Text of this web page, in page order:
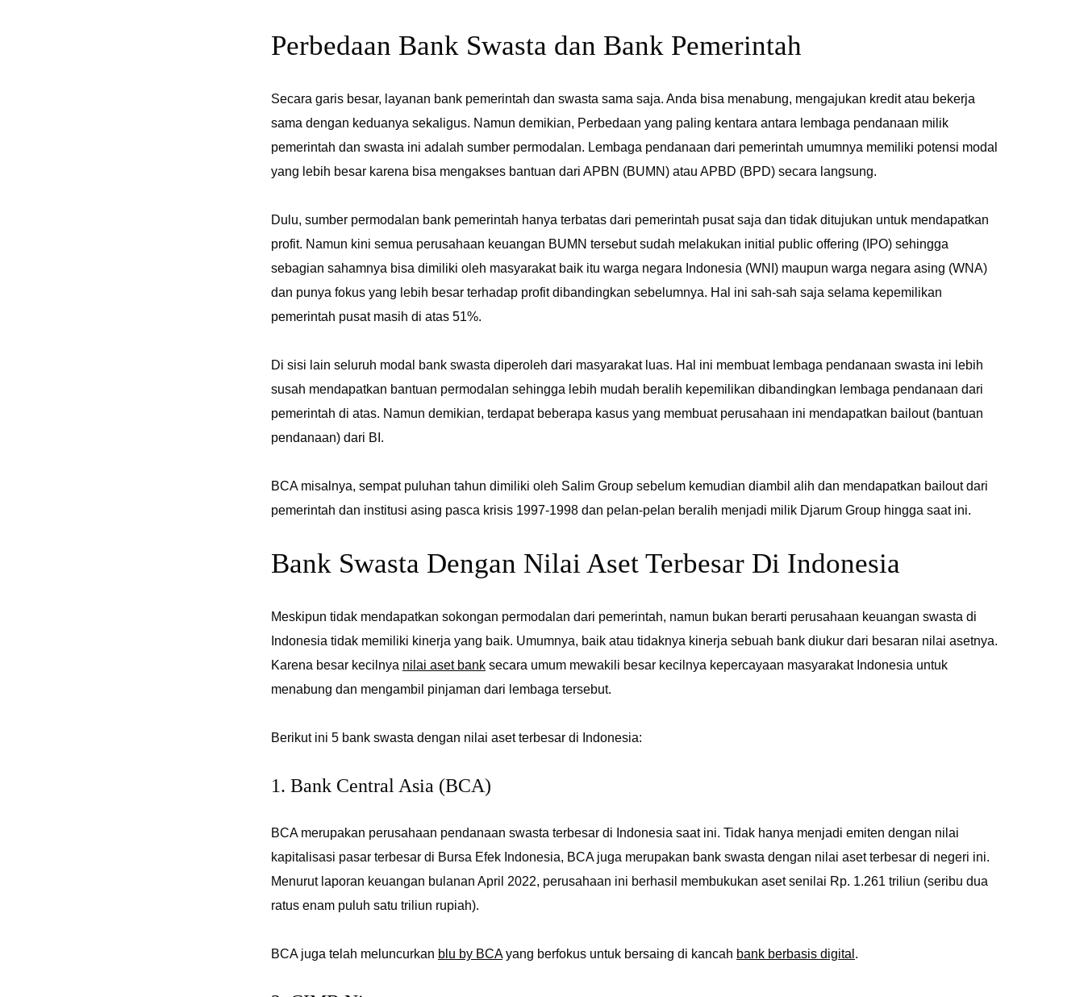
Perbedaan Bank Swasta dan Bank Pemerintah
Secara garis besar, layanan bank pemerintah dan swasta sama saja. Anda bisa menabung, mengajukan kredit atau bekerja
sama dengan keduanya sekaligus. Namun demikian, Perbedaan yang paling kentara antara lembaga pendanaan milik
pemerintah dan swasta ini adalah sumber permodalan. Lembaga pendanaan dari pemerintah umumnya memiliki potensi modal
yang lebih besar karena bisa mengakses bantuan dari APBN (BUMN) atau APBD (BPD) secara langsung.
Dulu, sumber permodalan bank pemerintah hanya terbatas dari pemerintah pusat saja dan tidak ditujukan untuk mendapatkan
profit. Namun kini semua perusahaan keuangan BUMN tersebut sudah melakukan initial public offering (IPO) sehingga
sebagian sahamnya bisa dimiliki oleh masyarakat baik itu warga negara Indonesia (WNI) maupun warga negara asing (WNA)
dan punya fokus yang lebih besar terhadap profit dibandingkan sebelumnya. Hal ini sah-sah saja selama kepemilikan
pemerintah pusat masih di atas 51%.
Di sisi lain seluruh modal bank swasta diperoleh dari masyarakat luas. Hal ini membuat lembaga pendanaan swasta ini lebih
susah mendapatkan bantuan permodalan sehingga lebih mudah beralih kepemilikan dibandingkan lembaga pendanaan dari
pemerintah di atas. Namun demikian, terdapat beberapa kasus yang membuat perusahaan ini mendapatkan bailout (bantuan
pendanaan) dari BI.
BCA misalnya, sempat puluhan tahun dimiliki oleh Salim Group sebelum kemudian diambil alih dan mendapatkan bailout dari
pemerintah dan institusi asing pasca krisis 1997-1998 dan pelan-pelan beralih menjadi milik Djarum Group hingga saat ini.
Bank Swasta Dengan Nilai Aset Terbesar Di Indonesia
Meskipun tidak mendapatkan sokongan permodalan dari pemerintah, namun bukan berarti perusahaan keuangan swasta di
Indonesia tidak memiliki kinerja yang baik. Umumnya, baik atau tidaknya kinerja sebuah bank diukur dari besaran nilai asetnya.
Karena besar kecilnya nilai aset bank secara umum mewakili besar kecilnya kepercayaan masyarakat Indonesia untuk
menabung dan mengambil pinjaman dari lembaga tersebut.
Berikut ini 5 bank swasta dengan nilai aset terbesar di Indonesia:
1. Bank Central Asia (BCA)
BCA merupakan perusahaan pendanaan swasta terbesar di Indonesia saat ini. Tidak hanya menjadi emiten dengan nilai
kapitalisasi pasar terbesar di Bursa Efek Indonesia, BCA juga merupakan bank swasta dengan nilai aset terbesar di negeri ini.
Menurut laporan keuangan bulanan April 2022, perusahaan ini berhasil membukukan aset senilai Rp. 1.261 triliun (seribu dua
ratus enam puluh satu triliun rupiah).
BCA juga telah meluncurkan blu by BCAyang berfokus untuk bersaing di kancah bank berbasis digital .